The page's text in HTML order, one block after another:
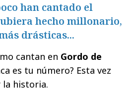
han cantado el
hecho millonario,
drásticas...
cantan en Gordo de
es tu número? Esta vez
la historia.